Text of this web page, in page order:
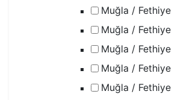
Muğla /
Muğla / Fethiye
Muğla /
Muğla /
Muğla /